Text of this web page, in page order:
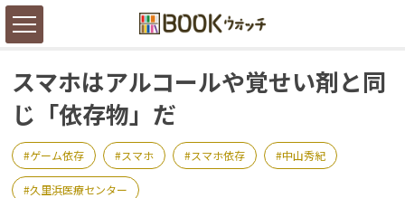
スマホはアルコールや覚せい剤と同
じ「依存物」だ
ゲーム依存 スマホ スマホ依存 中山秀紀
久里浜医療センター